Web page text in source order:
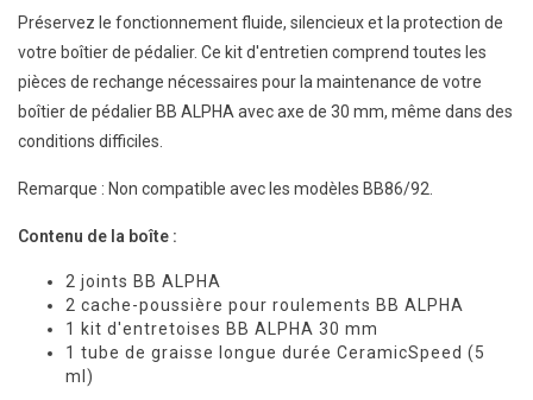
Préservez le fonctionnement fluide, silencieux et la protection de
votre boîtier de pédalier. Ce kit d'entretien comprend toutes les
pièces de rechange nécessaires pour la maintenance de votre
boîtier de pédalier BB ALPHA avec axe de 30 mm, même dans des
conditions difficiles.
Remarque : Non compatible avec les modèles BB86/92.
Contenu de la boîte :
2 joints BB ALPHA
2 cache-poussière pour roulements BB ALPHA
1 kit d'entretoises BB ALPHA 30 mm
1 tube de graisse longue durée CeramicSpeed ​​(5
ml)